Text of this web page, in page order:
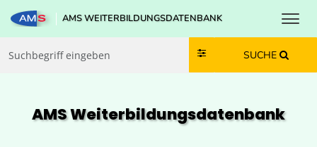
Zum Inhalt springen
Zum Navmenü springen
Zur Suche springen
Zur Footer springen
AMS WEITERBILDUNGSDATENBANK
SUCHE
AMS Weiterbildungs­datenbank